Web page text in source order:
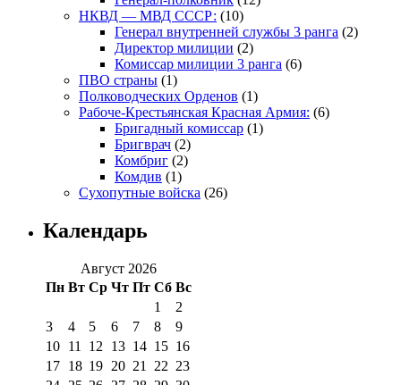
НКВД — МВД СССР: (10)
Генерал внутренней службы 3 ранга (2)
Директор милиции (2)
Комиссар милиции 3 ранга (6)
ПВО страны (1)
Полководческих Орденов (1)
Рабоче-Крестьянская Красная Армия: (6)
Бригадный комиссар (1)
Бригврач (2)
Комбриг (2)
Комдив (1)
Сухопутные войска (26)
Календарь
Август 2026
Пн Вт Ср Чт Пт Сб Вс
1
2
3
4 5 6 7 8
9
10 11 12 13 14 15 16
17 18 19 20 21 22 23